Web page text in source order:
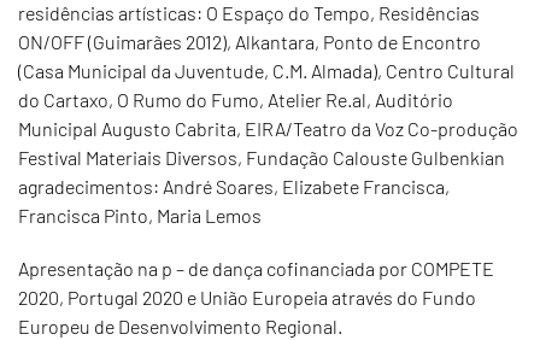
residências artísticas: O Espaço do Tempo, Residências
ON/OFF (Guimarães 2012), Alkantara, Ponto de Encontro
(Casa Municipal da Juventude, C.M. Almada), Centro Cultural
do Cartaxo, O Rumo do Fumo, Atelier Re.al, Auditório
Municipal Augusto Cabrita, EIRA/Teatro da Voz Co-produção
Festival Materiais Diversos, Fundação Calouste Gulbenkian
agradecimentos: André Soares, Elizabete Francisca,
Francisca Pinto, Maria Lemos
Apresentação na p – de dança cofinanciada por COMPETE
2020, Portugal 2020 e União Europeia através do Fundo
Europeu de Desenvolvimento Regional.